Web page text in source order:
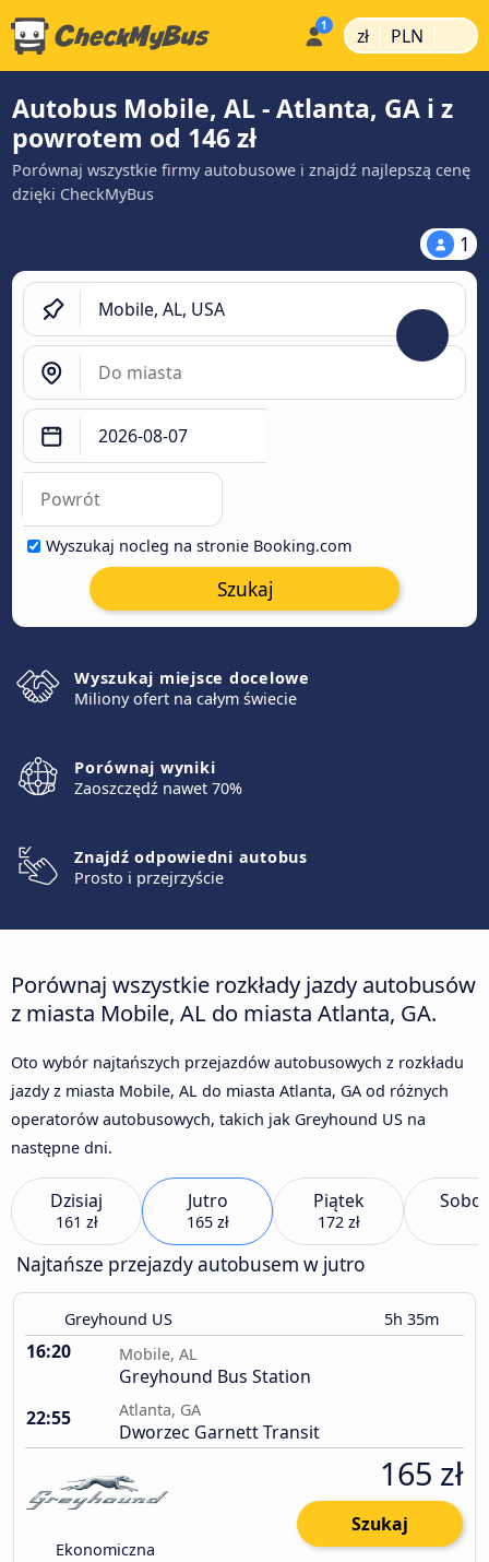
zł | PLN |
Autobus Mobile, AL - Atlanta, GA i z
powrotem od 146 zł
Porównaj wszystkie firmy autobusowe i znajdź najlepszą cenę
dzięki CheckMyBus
1
Wyszukaj nocleg na stronie Booking.com
Szukaj
Wyszukaj miejsce docelowe
Miliony ofert na całym świecie
Porównaj wyniki
Zaoszczędź nawet 70%
Znajdź odpowiedni autobus
Prosto i przejrzyście
Porównaj wszystkie rozkłady jazdy autobusów
z miasta Mobile, AL do miasta Atlanta, GA.
Oto wybór najtańszych przejazdów autobusowych z rozkładu
jazdy z miasta Mobile, AL do miasta Atlanta, GA od różnych
operatorów autobusowych, takich jak Greyhound US na
następne dni.
Dzisiaj
161 zł
Jutro
165 zł
Piątek
172 zł
Najtańsze przejazdy autobusem w jutro
Greyhound US 5h 35m
16:20 Mobile, AL
Greyhound Bus Station
22:55
Atlanta, GA
Dworzec Garnett Transit
Ekonomiczna
165 zł
Szukaj